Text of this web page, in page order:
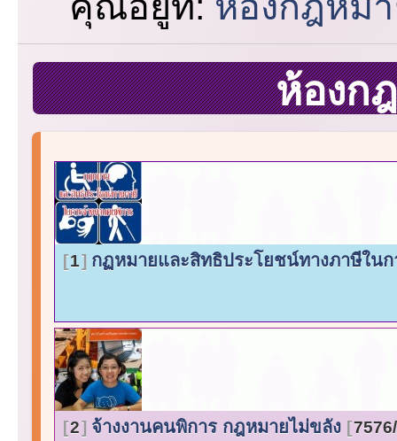
ห้องก
1 กฏหมายและสิทธิประโยชน์ทางภาษีใน
2 จ้างงานคนพิการ กฎหมายไม่ขลัง